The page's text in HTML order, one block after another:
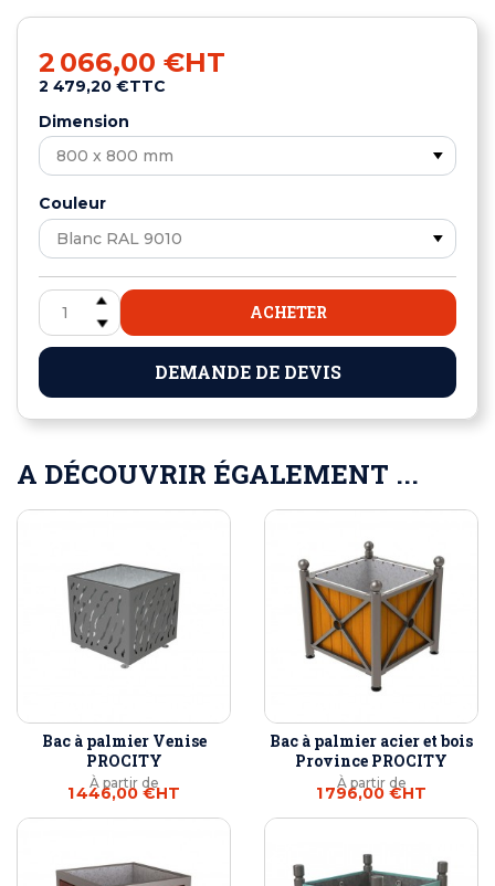
2 066,00 €HT
2 479,20 €TTC
Dimension
Couleur
ACHETER
DEMANDE DE DEVIS
A DÉCOUVRIR ÉGALEMENT ...
Bac à palmier Venise
PROCITY
À partir de
1 446,00 €HT
Bac à palmier acier et bois
Province PROCITY
À partir de
1 796,00 €HT